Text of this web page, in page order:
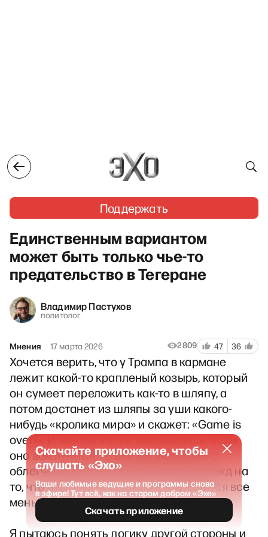
Поддержать
Единственным вариантом
может быть только чье-то
предательство в Тегеране
Владимир Пастухов
политолог
Мнения 17 марта 2026 2809 47 36
Хочется верить, что у Трампа в кармане
лежит какой-то крапленый козырь, который
он сумеет переложить как-то в шляпу, а
потом достанет из шляпы за уши какого-
нибудь «кролика мира» и скажет: «Game is
over!». И чем бы это ни закончилось, если
оно закончится, то все мы выдохнем с
облегчением. Но с каждым днем надежд на
то, что этот фокус прокатит, становится все
меньше.
Я пытаюсь понять логику другой стороны и
Скачайте приложение, чтобы
слушать «Эхо»
Ваши любимые ведущие и программы снова
в эфире! Тут всё, как на старом добром «Эхе»
Скачать приложение